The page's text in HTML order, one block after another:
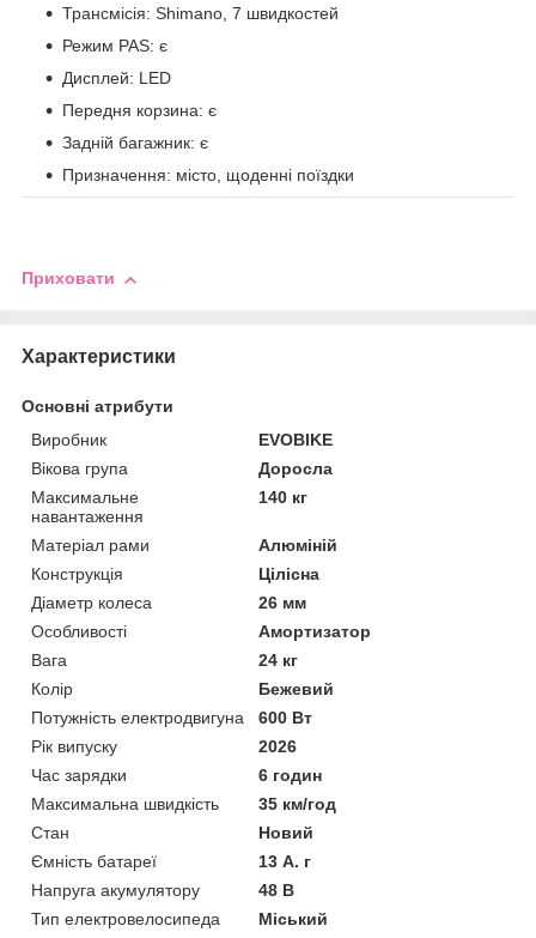
Трансмісія: Shimano, 7 швидкостей
Режим PAS: є
Дисплей: LED
Передня корзина: є
Задній багажник: є
Призначення: місто, щоденні поїздки
Приховати
Характеристики
Основні атрибути
Виробник
EVOBIKE
Вікова група
Доросла
Максимальне
навантаження
140 кг
Матеріал рами
Алюміній
Конструкція
Цілісна
Діаметр колеса
26 мм
Особливості
Амортизатор
Вага
24 кг
Колір
Бежевий
Потужність електродвигуна
600 Вт
Рік випуску
2026
Час зарядки
6 годин
Максимальна швидкість
35 км/год
Стан
Новий
Ємність батареї
13 А. г
Напруга акумулятору
48 В
Тип електровелосипеда
Міський